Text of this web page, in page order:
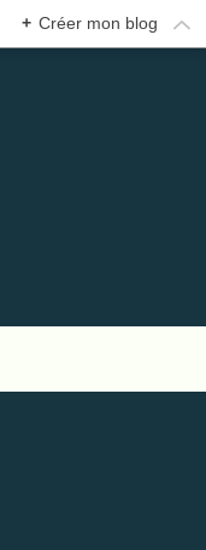
+ Créer mon blog